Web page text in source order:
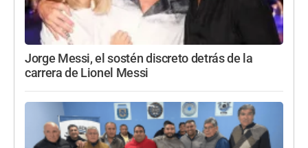
Jorge Messi, el sostén discreto detrás de la
carrera de Lionel Messi